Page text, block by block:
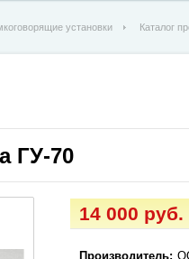
установки Каталог
ГУ-70
14 000 руб.
Производитель: